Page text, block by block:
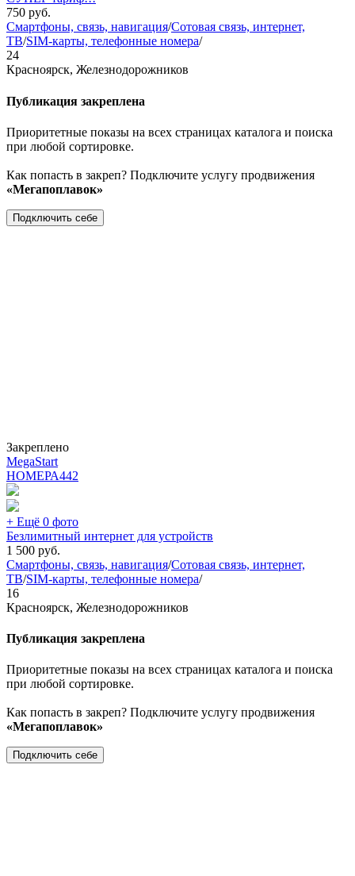
750 руб.
Смартфоны, связь, навигация/Сотовая связь, интернет,
ТВ/SIM-карты, телефонные номера/
24
Красноярск, Железнодорожников
Публикация закреплена
Приоритетные показы на всех страницах каталога и поиска
при любой сортировке.
Как попасть в закреп? Подключите услугу продвижения
«Мегапоплавок»
Подключить себе
Закреплено
MegaStart
НОМЕРА442
+ Ещё 0 фото
Безлимитный интернет для устройств
1 500 руб.
Смартфоны, связь, навигация/Сотовая связь, интернет,
ТВ/SIM-карты, телефонные номера/
16
Красноярск, Железнодорожников
Публикация закреплена
Приоритетные показы на всех страницах каталога и поиска
при любой сортировке.
Как попасть в закреп? Подключите услугу продвижения
«Мегапоплавок»
Подключить себе